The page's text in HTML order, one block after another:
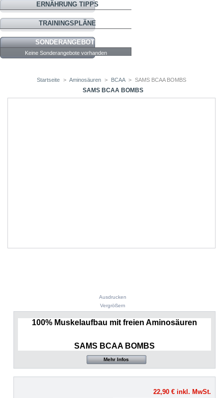
ERNÄHRUNG TIPPS
TRAININGSPLÄNE
SONDERANGEBOTE
Keine Sonderangebote vorhanden
Startseite > Aminosäuren > BCAA > SAMS BCAA BOMBS
SAMS BCAA BOMBS
Ausdrucken
Vergrößern
100% Muskelaufbau mit freien Aminosäuren
SAMS BCAA BOMBS
Mehr Infos
22,90 €inkl. MwSt.